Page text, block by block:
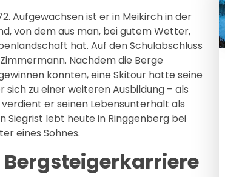
Aufgewachsen ist er in Meikirch in der
von dem aus man, bei gutem Wetter,
hat. Auf den Schulabschluss
Nachdem die Berge
konnten, eine Skitour hatte seine
zu einer weiteren Ausbildung – als
er seinen Lebensunterhalt als
Siegrist lebt heute in Ringgenberg bei
eines Sohnes.